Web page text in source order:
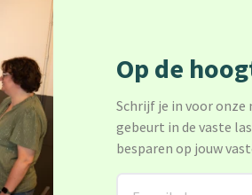
Op de
Schrijf je in voor onze
gebeurt in de vaste
besparen op jouw